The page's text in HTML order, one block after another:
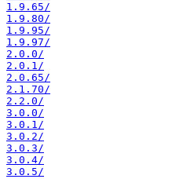
1.9.65/
1.9.80/
1.9.95/
1.9.97/
2.0.0/
2.0.1/
2.0.65/
2.1.70/
2.2.0/
3.0.0/
3.0.1/
3.0.2/
3.0.3/
3.0.4/
3.0.5/